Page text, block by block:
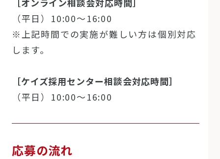
［オンライン相談会対応時間］
（平日）10:00～16:00
※上記時間での実施が難しい方は個別対応
します。
［ケイズ採用センター相談会対応時間］
（平日）10:00～16:00
応募の流れ